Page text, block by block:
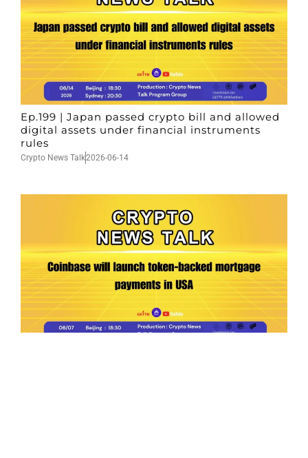
Ep.199 | Japan passed crypto bill and allowed
digital assets under financial instruments
rules
Crypto News Talk2026-06-14